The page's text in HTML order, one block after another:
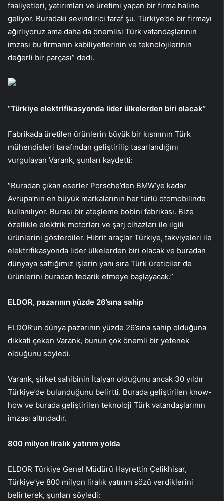
faaliyetleri, yatırımları ve üretimi yapan bir firma haline
geliyor. Buradaki sevindirici taraf şu. Türkiye’de bir firmayı
ağırlıyoruz ama daha da önemlisi Türk vatandaşlarının
imzası bu firmanın kabiliyetlerinin ve teknolojilerinin
değerli bir parçası” dedi.
“Türkiye elektrifikasyonda lider ülkelerden biri olacak”
Fabrikada üretilen ürünlerin büyük bir kısmının Türk
mühendisleri tarafından geliştirilip tasarlandığını
vurgulayan Varank, şunları kaydetti:
“Buradan çıkan eserler Porsche’den BMW’ye kadar
Avrupa’nın en büyük markalarının her türlü otomobilinde
kullanılıyor. Burası bir ateşleme bobini fabrikası. Bize
özellikle elektrik motorları ve şarj cihazları ile ilgili
ürünlerini gösterdiler. Hibrit araçlar Türkiye, takviyeleri ile
elektrifikasyonda lider ülkelerden biri olacak ve buradan
dünyaya sattığımız işlerin yanı sıra Türk üreticiler de
ürünlerini buradan tedarik etmeye başlayacak.”
ELDOR, pazarının yüzde 26’sına sahip
ELDOR’un dünya pazarının yüzde 26’sına sahip olduğuna
dikkati çeken Varank, bunun çok önemli bir yetenek
olduğunu söyledi.
Varank, şirket sahibinin İtalyan olduğunu ancak 30 yıldır
Türkiye’de bulunduğunu belirtti. Burada geliştirilen know-
how ve burada geliştirilen teknoloji Türk vatandaşlarının
imzası altındadır.
800 milyon liralık yatırım yolda
ELDOR Türkiye Genel Müdürü Hayrettin Çelikhisar,
Türkiye’ye 800 milyon liralık yatırım sözü verdiklerini
belirterek, şunları söyledi: